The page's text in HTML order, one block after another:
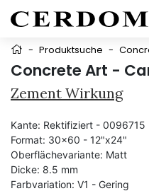
- Produktsuche -
Concrete Art -
Zement Wirkung
Kante: Rektifiziert - 0096715
Format: 30x60 - 12"x24"
Oberflächevariante: Matt
Dicke: 8.5 mm
Farbvariation: V1 - Gering